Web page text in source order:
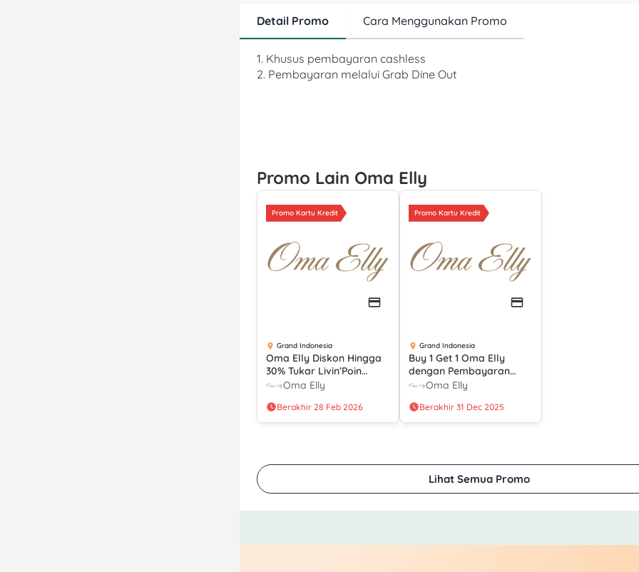
Detail Promo Cara Menggunakan Promo
1. Khusus pembayaran cashless
2. Pembayaran melalui Grab Dine Out
Promo Lain Oma Elly
Promo Kartu Kredit
Grand Indonesia
Oma Elly Diskon Hingga
30% Tukar Livin’Poin
dengan Mandiri
Oma Elly
Berakhir 28 Feb 2026
Promo Kartu Kredit
Grand Indonesia
Buy 1 Get 1 Oma Elly
dengan Pembayaran
Menggunakan BCA
Oma Elly
Berakhir 31 Dec 2025
Lihat Semua Promo